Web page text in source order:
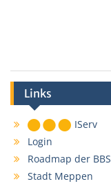
Links
IServ
Login
Roadmap der BBS
Stadt Meppen